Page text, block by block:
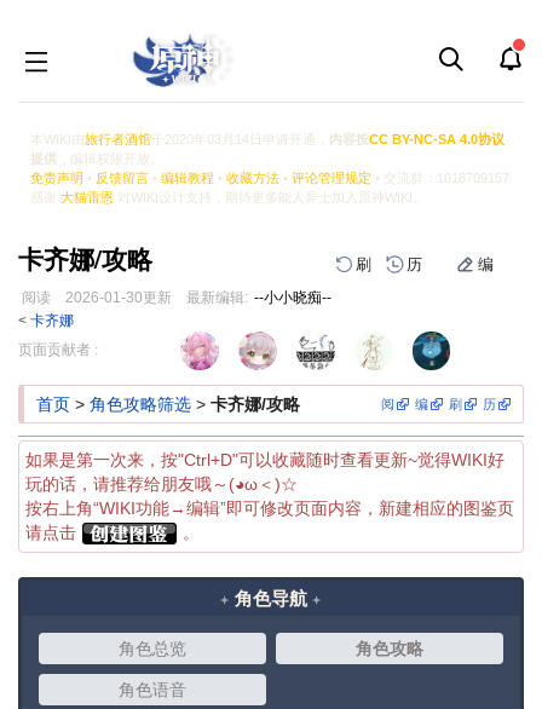
本WIKI由旅行者酒馆于2020年03月14日申请开通， 内容按CC BY-NC-SA 4.0协议
提供 ，编辑权限开放。
免责声明 • 反馈留言 • 编辑教程 • 收藏方法 • 评论管理规定 • 交流群：1018709157
感谢 大猫雷恩 对WIKI设计支持，期待更多能人异士加入原神WIKI。
卡齐娜/攻略 刷 历 编
阅读 2026-01-30更新 最新编辑: --小小晓痴--
< 卡齐娜
跳
导
跳
搜
页面贡献者 :
阅 编 刷 历
首页 > 角色攻略筛选 > 卡齐娜/攻略
如果是第一次来，按"Ctrl+D"可以收藏随时查看更新~觉得WIKI好
玩的话，请推荐给朋友哦～(◕ω＜)☆
按右上角“WIKI功能→编辑”即可修改页面内容，新建相应的图鉴页
请点击
。
角色导航
角色总览 角色攻略
角色语音